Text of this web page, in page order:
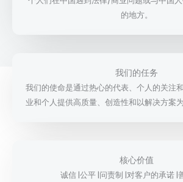
的地方。
我们的任务
我们的使命是通过热心的代表、个人的关注
业和个人提供高质量、创造性和以解决方案
核心价值
诚信 |公平 |问责制 |对客户的承诺 |